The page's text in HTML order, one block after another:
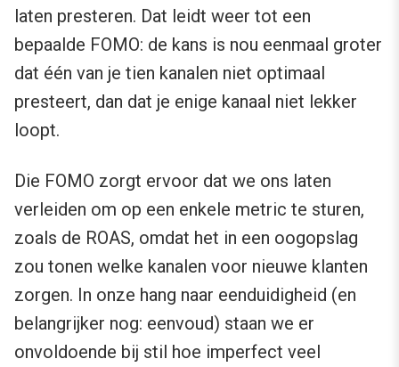
laten presteren. Dat leidt weer tot een
bepaalde FOMO: de kans is nou eenmaal groter
dat één van je tien kanalen niet optimaal
presteert, dan dat je enige kanaal niet lekker
loopt.
Die FOMO zorgt ervoor dat we ons laten
verleiden om op een enkele metric te sturen,
zoals de ROAS, omdat het in een oogopslag
zou tonen welke kanalen voor nieuwe klanten
zorgen. In onze hang naar eenduidigheid (en
belangrijker nog: eenvoud) staan we er
onvoldoende bij stil hoe imperfect veel